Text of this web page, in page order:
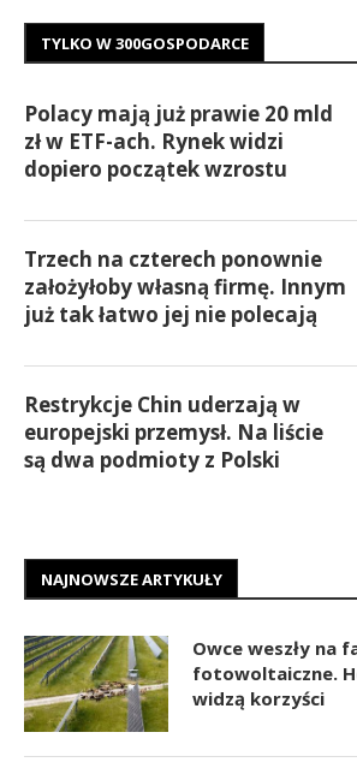
TYLKO W 300GOSPODARCE
Polacy mają już prawie 20 mld
zł w ETF-ach. Rynek widzi
dopiero początek wzrostu
Trzech na czterech ponownie
założyłoby własną firmę. Innym
już tak łatwo jej nie polecają
Restrykcje Chin uderzają w
europejski przemysł. Na liście
są dwa podmioty z Polski
NAJNOWSZE ARTYKUŁY
Owce weszły na
fotowoltaiczne.
widzą korzyści